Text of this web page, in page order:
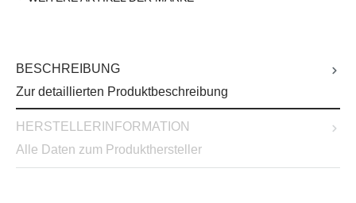
BESCHREIBUNG
Zur detaillierten Produktbeschreibung
HERSTELLERINFORMATION
Alle Daten zum Produkthersteller